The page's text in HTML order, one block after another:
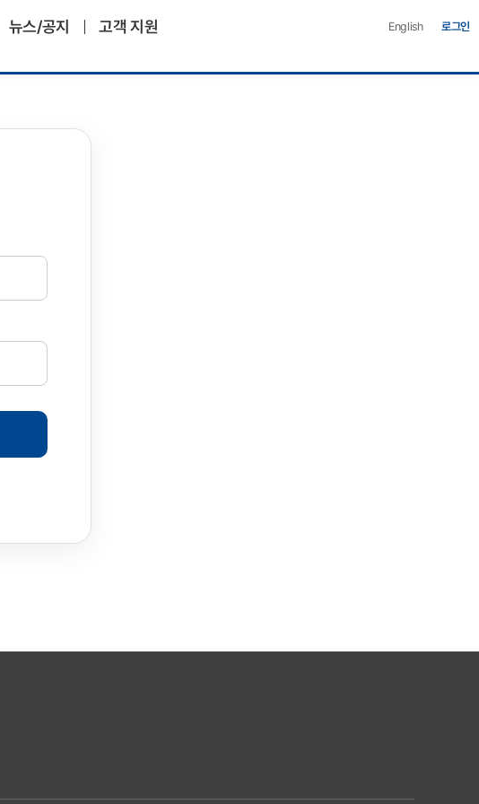
뉴스/공지 고객 지원 English 로그인